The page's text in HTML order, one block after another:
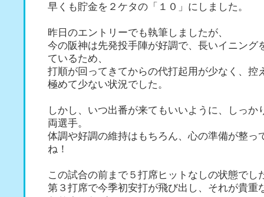
早くも貯金を２ケタの「１０」にしました。
昨日のエントリーでも執筆しましたが、
今の阪神は先発投手陣が好調で、長いイニング
ているため、
打順が回ってきてからの代打起用が少なく、控
極めて少ない状況でした。
しかし、いつ出番が来てもいいように、しっか
両選手。
体調や好調の維持はもちろん、心の準備が整っ
ね！
この試合の前まで５打席ヒットなしの状態でし
第３打席で今季初安打が飛び出し、それが貴重